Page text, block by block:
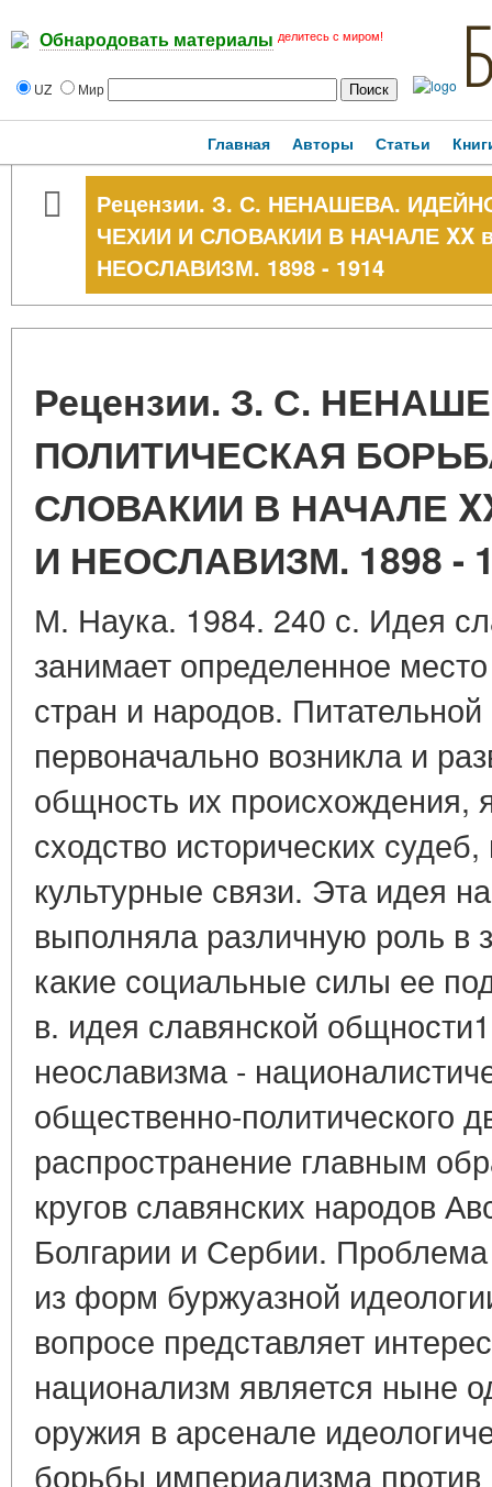
Обнародовать материалы делитесь с миром!
UZ Мир
Главная Авторы Статьи
Рецензии. З. С. НЕНАШЕВА.
ЧЕХИИ И СЛОВАКИИ В НАЧАЛЕ XX
НЕОСЛАВИЗМ. 1898 - 1914
Рецензии. З. С.
ПОЛИТИЧЕСКАЯ
СЛОВАКИИ В НАЧАЛЕ
И НЕОСЛАВИЗМ. 1898 -
М. Наука. 1984. 240 с. Идея
занимает определенное
стран и народов.
первоначально возникла и
общность их происхождения,
сходство исторических
культурные связи. Эта идея
выполняла различную роль в
какие социальные силы ее
в. идея славянской
неославизма -
общественно-политического
распространение главным
кругов славянских народов
Болгарии и Сербии.
из форм буржуазной
вопросе представляет
национализм является ныне
оружия в арсенале
борьбы империализма